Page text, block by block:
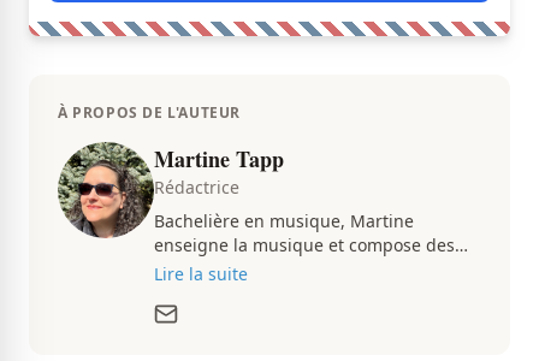
À PROPOS DE L'AUTEUR
Martine Tapp
Rédactrice
Bachelière en musique, Martine
enseigne la musique et compose des
pièces musicales pendant ses temps
d’aménagement intérieur, elle suit de
Lire la suite